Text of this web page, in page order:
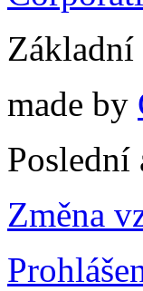
made by
Poslední
Změna